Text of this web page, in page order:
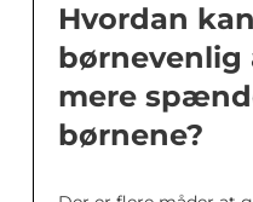
Hvordan
børnevenlig
mere
børnene?